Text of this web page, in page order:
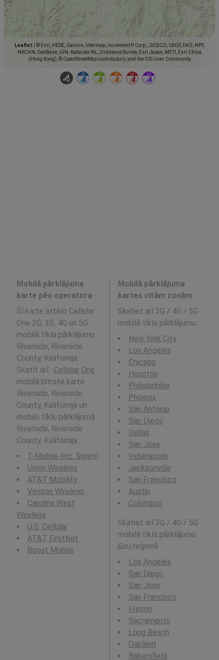
Leaflet
© Esri, HERE, Garmin, Intermap, increment P Corp., GEBCO, USGS, FAO, NPS,
NRCAN, GeoBase, IGN, Kadaster NL, Ordnance Survey, Esri Japan, METI, Esri China
(Hong Kong), © OpenStreetMap contributors, and the GIS User Community
Mobilā pārklājuma
karte pēc operatora
Šī karte attēlo Cellular
One 2G, 3G, 4G un 5G
mobilā tīkla pārklājumu
Riverside, Riverside
County, Kalifornija.
Skatīt arī : Cellular One
mobilā bitrate karte
Riverside, Riverside
County, Kalifornija un
mobilo tīklu pārklājumā
Riverside, Riverside
County, Kalifornija .
T-Mobile (inc. Sprint)
Union Wireless
AT&T Mobility
Verizon Wireless
Carolina West
Wireless
U.S. Cellular
AT&T FirstNet
Boost Mobile
Mobilā pārklājuma
kartes citām zonām
Skatiet arī 3G / 4G / 5G
mobilā tīkla pārklājumu :
New York City
Los Angeles
Chicago
Houston
Philadelphia
Phoenix
San Antonio
San Diego
Dallas
San Jose
Indianapolis
Jacksonville
San Francisco
Austin
Columbus
Skatiet arī 3G / 4G / 5G
mobilā tīkla pārklājumu
jūsu reģionā:
Los Angeles
San Diego
San Jose
San Francisco
Fresno
Sacramento
Long Beach
Oakland
Bakersfield